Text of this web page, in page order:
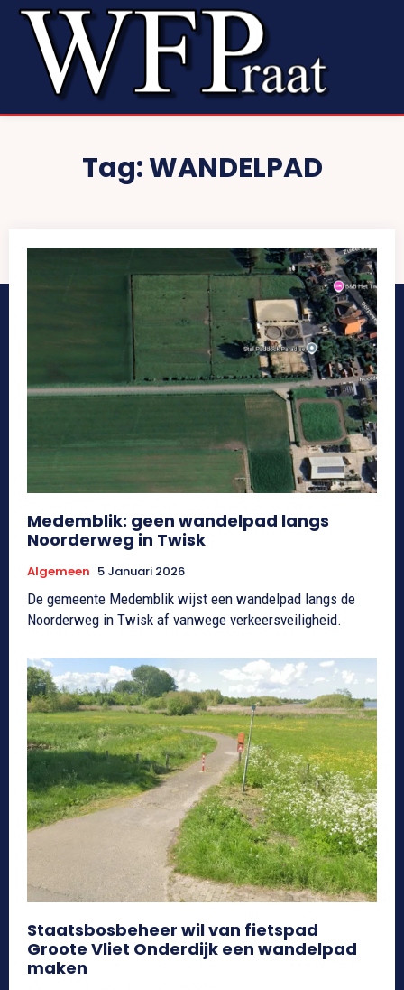
Tag:WANDELPAD
Medemblik: geen wandelpad langs
Noorderweg in Twisk
Algemeen 5 Januari 2026
De gemeente Medemblik wijst een wandelpad langs de
Noorderweg in Twisk af vanwege verkeersveiligheid.
Staatsbosbeheer wil van fietspad
Groote Vliet Onderdijk een wandelpad
maken